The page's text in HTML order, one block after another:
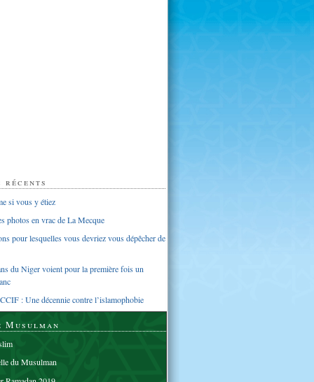
si vous y étiez
photos en vrac de La Mecque
pour lesquelles vous devriez vous dépêcher de
du Niger voient pour la première fois un
: Une décennie contre l’islamophobie
Musulman
du Musulman